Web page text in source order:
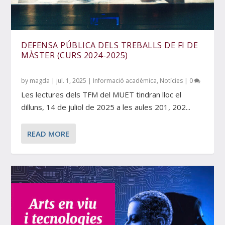
DEFENSA PÚBLICA DELS TREBALLS DE FI DE
MÀSTER (CURS 2024-2025)
by magda | jul. 1, 2025 | Informació acadèmica, Notícies | 0
Les lectures dels TFM del MUET tindran lloc el
dilluns, 14 de juliol de 2025 a les aules 201, 202...
READ MORE